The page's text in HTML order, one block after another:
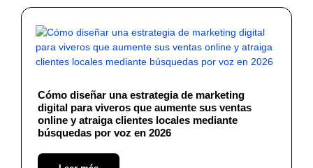
Cómo diseñar una estrategia de marketing
digital para viveros que aumente sus ventas
online y atraiga clientes locales mediante
búsquedas por voz en 2026